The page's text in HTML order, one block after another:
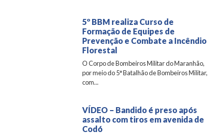
5º BBM realiza Curso de
Formação de Equipes de
Prevenção e Combate a Incêndio
Florestal
O Corpo de Bombeiros Militar do Maranhão,
por meio do 5° Batalhão de Bombeiros Militar,
com...
VÍDEO – Bandido é preso após
assalto com tiros em avenida de
Codó